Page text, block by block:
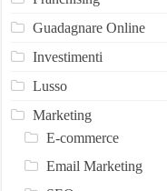
Guadagnare Online
Investimenti
Lusso
Marketing
E-commerce
Email Marketing